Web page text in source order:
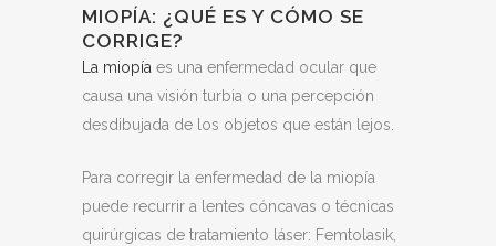
MIOPÍA: ¿QUÉ ES Y CÓMO SE
CORRIGE?
La miopía es una enfermedad ocular que
causa una visión turbia o una percepción
desdibujada de los objetos que están lejos.
Para corregir la enfermedad de la miopía
puede recurrir a lentes cóncavas o técnicas
quirúrgicas de tratamiento láser: Femtolasik,